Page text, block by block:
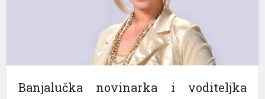
Banjalučka novinarka i voditeljka